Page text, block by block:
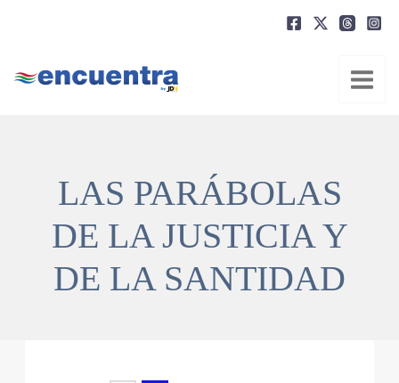
LAS PARÁBOLAS
DE LA JUSTICIA Y
DE LA SANTIDAD